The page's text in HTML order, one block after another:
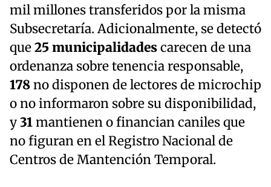
mil millones transferidos por la misma
Subsecretaría. Adicionalmente, se detectó
que25 municipalidadescarecen de una
ordenanza sobre tenencia responsable,
178no disponen de lectores de microchip
o no informaron sobre su disponibilidad,
y31mantienen o financian caniles que
no figuran en el Registro Nacional de
Centros de Mantención Temporal.